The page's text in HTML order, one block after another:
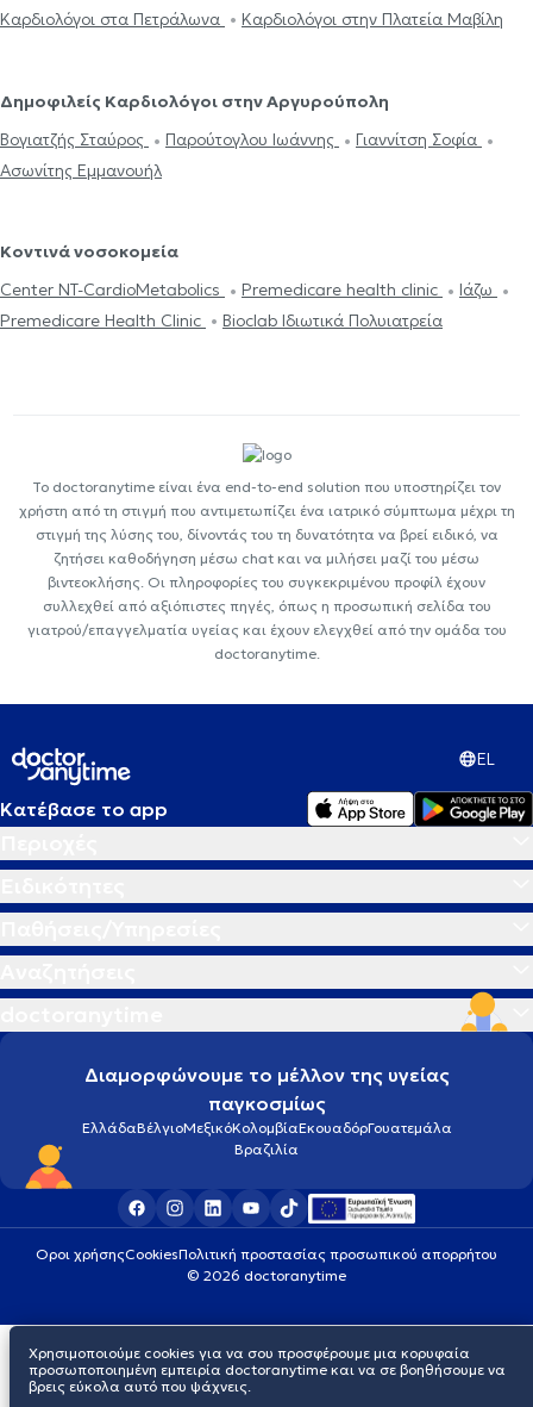
Καρδιολόγοι στα Πετράλωνα
Καρδιολόγοι στην Πλατεία Μαβίλη
Δημοφιλείς Καρδιολόγοι στην Αργυρούπολη
Βογιατζής Σταύρος
Παρούτογλου Ιωάννης
Γιαννίτση Σοφία
Ασωνίτης Εμμανουήλ
Κοντινά νοσοκομεία
Center NT-CardioMetabolics
Premedicare health clinic
Ιάζω
Premedicare Health Clinic
Bioclab Ιδιωτικά Πολυιατρεία
Το doctoranytime είναι ένα end-to-end solution που υποστηρίζει τον
χρήστη από τη στιγμή που αντιμετωπίζει ένα ιατρικό σύμπτωμα μέχρι τη
στιγμή της λύσης του, δίνοντάς του τη δυνατότητα να βρεί ειδικό, να
ζητήσει καθοδήγηση μέσω chat και να μιλήσει μαζί του μέσω
βιντεοκλήσης. Οι πληροφορίες του συγκεκριμένου προφίλ έχουν
συλλεχθεί από αξιόπιστες πηγές, όπως η προσωπική σελίδα του
γιατρού/επαγγελματία υγείας και έχουν ελεγχθεί από την ομάδα του
doctoranytime.
EL
Κατέβασε το app
Διαμορφώνουμε το μέλλον της υγείας
παγκοσμίως
ΕλλάδαΒέλγιοΜεξικόΚολομβίαΕκουαδόρΓουατεμάλα
Βραζιλία
Οροι χρήσηςCookiesΠολιτική προστασίας προσωπικού απορρήτου
© 2026 doctoranytime
Χρησιμοποιούμε cookies για να σου προσφέρουμε μια κορυφαία
προσωποποιημένη εμπειρία doctoranytime και να σε βοηθήσουμε να
βρεις εύκολα αυτό που ψάχνεις.